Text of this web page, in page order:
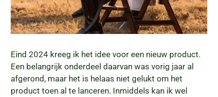
Eind 2024 kreeg ik het idee voor een nieuw product.
Een belangrijk onderdeel daarvan was vorig jaar al
afgerond, maar het is helaas niet gelukt om het
product toen al te lanceren. Inmiddels kan ik wel